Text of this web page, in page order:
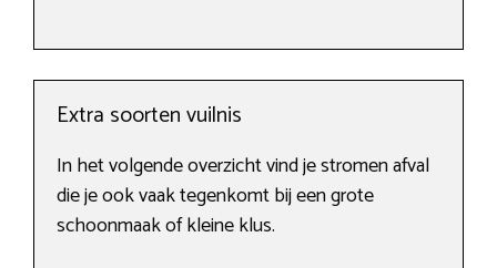
Extra soorten vuilnis
In het volgende overzicht vind je stromen afval
die je ook vaak tegenkomt bij een grote
schoonmaak of kleine klus.